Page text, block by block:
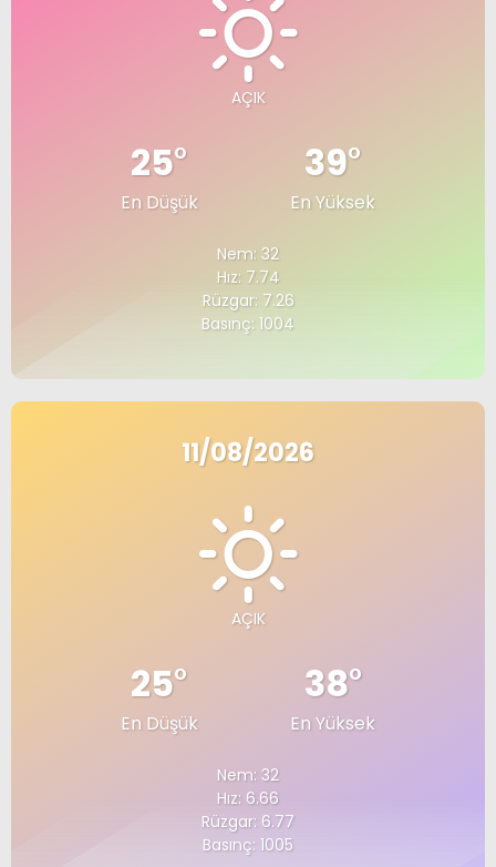
AÇIK
25°
En Düşük
39°
En Yüksek
Nem: 32
Hız: 7.74
Rüzgar: 7.26
Basınç: 1004
11/08/2026
AÇIK
25°
En Düşük
38°
En Yüksek
Nem: 32
Hız: 6.66
Rüzgar: 6.77
Basınç: 1005